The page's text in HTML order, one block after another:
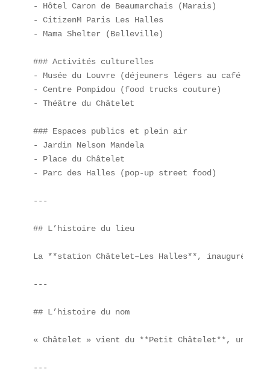
- Hôtel Caron de Beaumarchais (Marais)
- CitizenM Paris Les Halles
- Mama Shelter (Belleville)
### Activités culturelles
- Musée du Louvre (déjeuners légers au café
- Centre Pompidou (food trucks couture)
- Théâtre du Châtelet
### Espaces publics et plein air
- Jardin Nelson Mandela
- Place du Châtelet
- Parc des Halles (pop-up street food)
---
## L’histoire du lieu
La **station Châtelet–Les Halles**, inaugurée en
---
## L’histoire du nom
« Châtelet » vient du **Petit Châtelet**, une
---